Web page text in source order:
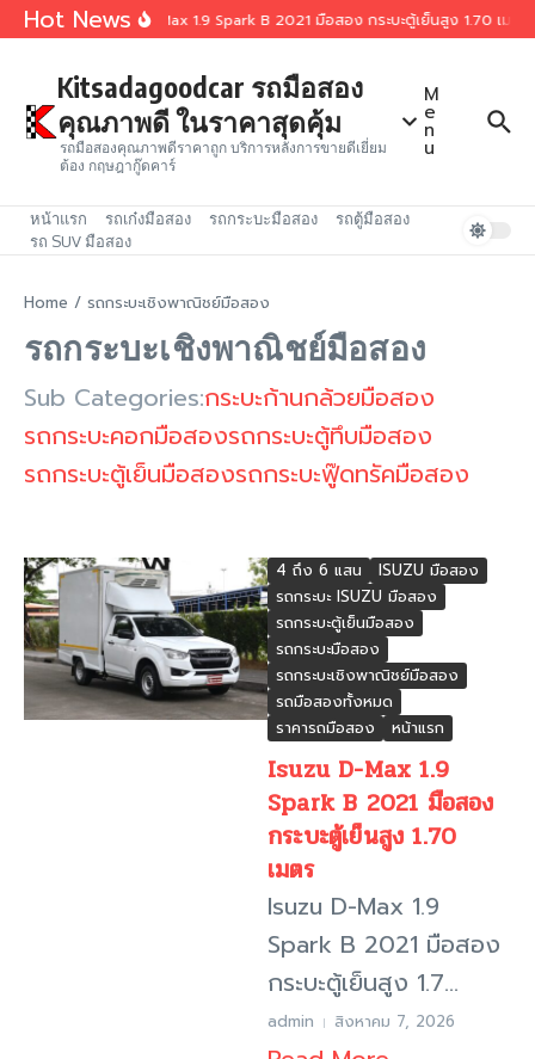
Skip to content
Hot NewsIsuzu D-Max 1.9 Spark B 2021 มือสอง กระบะตู้เย็นสูง 1.70 เมตร
Kitsadagoodcar รถมือสอง
คุณภาพดี ในราคาสุดคุ้ม
รถมือสองคุณภาพดีราคาถูก บริการหลังการขายดีเยี่ยม
ต้อง กฤษฎากู๊ดคาร์
M
e
n
u
หน้าแรก รถเก๋งมือสอง รถกระบะมือสอง
รถตู้มือสอง
รถ SUV มือสอง
Home / รถกระบะเชิงพาณิชย์มือสอง
รถกระบะเชิงพาณิชย์มือสอง
Sub Categories:กระบะก้านกล้วยมือสอง
รถกระบะคอกมือสองรถกระบะตู้ทึบมือสอง
รถกระบะตู้เย็นมือสองรถกระบะฟู๊ดทรัคมือสอง
4 ถึง 6 แสน
ISUZU มือสอง
รถกระบะ ISUZU มือสอง
รถกระบะตู้เย็นมือสอง
รถกระบะมือสอง
รถกระบะเชิงพาณิชย์มือสอง
รถมือสองทั้งหมด
ราคารถมือสอง
หน้าแรก
Isuzu D-Max 1.9
Spark B 2021 มือสอง
กระบะตู้เย็นสูง 1.70
เมตร
Isuzu D-Max 1.9
Spark B 2021 มือสอง
กระบะตู้เย็นสูง 1.7...
admin สิงหาคม 7, 2026